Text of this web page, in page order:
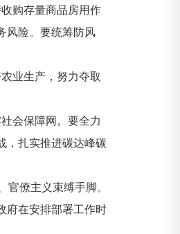
购存量商品房用作
风险。要统筹防风
业生产，努力夺取
会保障网。要全力
，扎实推进碳达峰碳
僚主义束缚手脚。
府在安排部署工作时